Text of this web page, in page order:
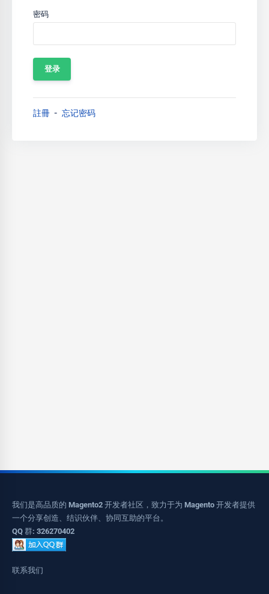
密码
註冊 忘记密码
我们是高品质的 Magento2 开发者社区，致力于为 Magento 开发者提供
一个分享创造、结识伙伴、协同互助的平台。
QQ 群: 326270402
联系我们